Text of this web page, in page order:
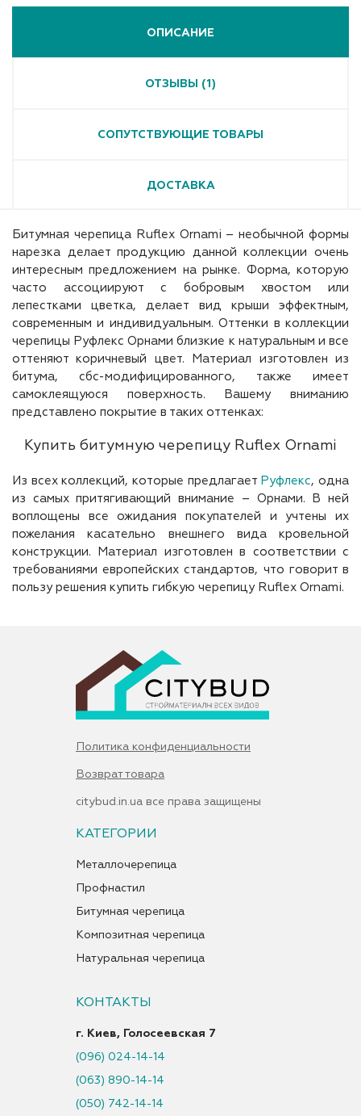
ОПИСАНИЕ
ОТЗЫВЫ (1)
СОПУТСТВУЮЩИЕ ТОВАРЫ
ДОСТАВКА
Битумная черепица Ruflex Ornami – необычной формы
нарезка делает продукцию данной коллекции очень
интересным предложением на рынке. Форма, которую
часто ассоциируют с бобровым хвостом или
лепестками цветка, делает вид крыши эффектным,
современным и индивидуальным. Оттенки в коллекции
черепицы Руфлекс Орнами близкие к натуральным и все
оттеняют коричневый цвет. Материал изготовлен из
битума, сбс-модифицированного, также имеет
самоклеящуюся поверхность. Вашему вниманию
представлено покрытие в таких оттенках:
Купить битумную черепицу Ruflex Ornami
Из всех коллекций, которые предлагает Руфлекс, одна
из самых притягивающий внимание – Орнами. В ней
воплощены все ожидания покупателей и учтены их
пожелания касательно внешнего вида кровельной
конструкции. Материал изготовлен в соответствии с
требованиями европейских стандартов, что говорит в
пользу решения купить гибкую черепицу Ruflex Ornami.
Политика конфиденциальности
Возврат товара
citybud.in.ua все права защищены
КАТЕГОРИИ
Металлочерепица
Профнастил
Битумная черепица
Композитная черепица
Натуральная черепица
КОНТАКТЫ
г. Киев, Голосеевская 7
(096) 024-14-14
(063) 890-14-14
(050) 742-14-14